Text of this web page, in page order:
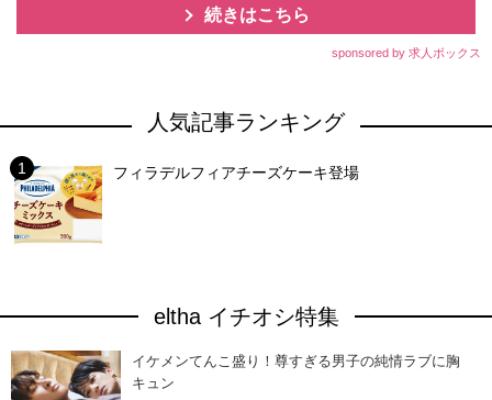
続きはこちら
sponsored by 求人ボックス
人気記事ランキング
フィラデルフィアチーズケーキ登場
eltha イチオシ特集
イケメンてんこ盛り！尊すぎる男子の純情ラブに胸
キュン